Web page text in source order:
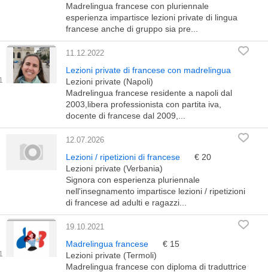
Madrelingua francese con pluriennale
esperienza impartisce lezioni private di lingua
francese anche di gruppo sia pre...
11.12.2022
Lezioni private di francese con madrelingua
Lezioni private (Napoli)
Madrelingua francese residente a napoli dal
2003,libera professionista con partita iva,
docente di francese dal 2009,...
12.07.2026
Lezioni / ripetizioni di francese
€ 20
Lezioni private (Verbania)
Signora con esperienza pluriennale
nell'insegnamento impartisce lezioni / ripetizioni
di francese ad adulti e ragazzi...
19.10.2021
Madrelingua francese
€ 15
Lezioni private (Termoli)
Madrelingua francese con diploma di traduttrice